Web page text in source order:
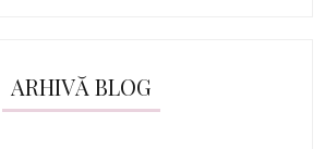
ARHIVĂ BLOG